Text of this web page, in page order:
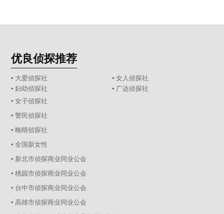
优良侦探推荐
▪ 大爱侦探社
▪ 女人侦探社
▪ 妇幼侦探社
▪ 广达侦探社
▪ 女子侦探社
▪ 警民侦探社
▪ 晚晴侦探社
▪ 全国新女性
▪ 新北市侦探商业同业公会
▪ 桃园市侦探商业同业公会
▪ 台中市侦探商业同业公会
▪ 高雄市侦探商业同业公会